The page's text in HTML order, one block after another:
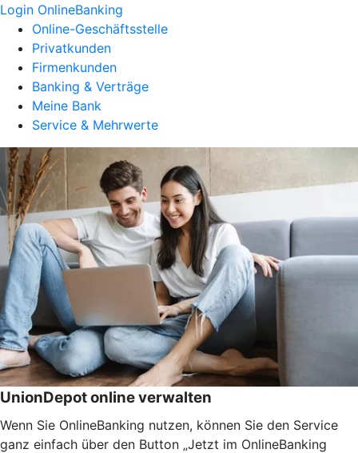
Login OnlineBanking
Online-Geschäftsstelle
Privatkunden
Firmenkunden
Banking & Verträge
Meine Bank
Service & Mehrwerte
UnionDepot online verwalten
Wenn Sie OnlineBanking nutzen, können Sie den Service
ganz einfach über den Button „Jetzt im OnlineBanking